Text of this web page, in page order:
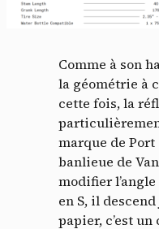
Comme à son
la géométrie à
cette fois, la
marque de
banlieue de
modifier l’angle
en S, il descend
papier, c’est